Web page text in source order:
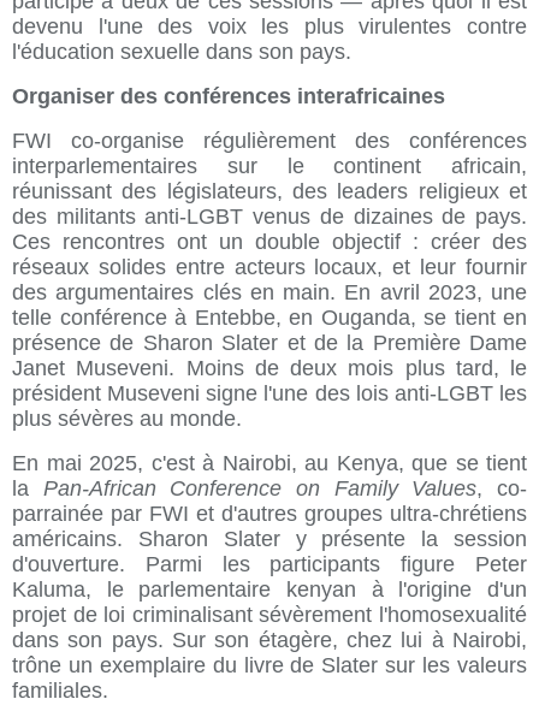
devenu l'une des voix les plus virulentes contre
l'éducation sexuelle dans son pays.
Organiser des conférences interafricaines
FWI co-organise régulièrement des conférences
interparlementaires sur le continent africain,
réunissant des législateurs, des leaders religieux et
des militants anti-LGBT venus de dizaines de pays.
Ces rencontres ont un double objectif : créer des
réseaux solides entre acteurs locaux, et leur fournir
des argumentaires clés en main. En avril 2023, une
telle conférence à Entebbe, en Ouganda, se tient en
présence de Sharon Slater et de la Première Dame
Janet Museveni. Moins de deux mois plus tard, le
président Museveni signe l'une des lois anti-LGBT les
plus sévères au monde.
En mai 2025, c'est à Nairobi, au Kenya, que se tient
la Pan-African Conference on Family Values, co-
parrainée par FWI et d'autres groupes ultra-chrétiens
américains. Sharon Slater y présente la session
d'ouverture. Parmi les participants figure Peter
Kaluma, le parlementaire kenyan à l'origine d'un
projet de loi criminalisant sévèrement l'homosexualité
dans son pays. Sur son étagère, chez lui à Nairobi,
trône un exemplaire du livre de Slater sur les valeurs
familiales.